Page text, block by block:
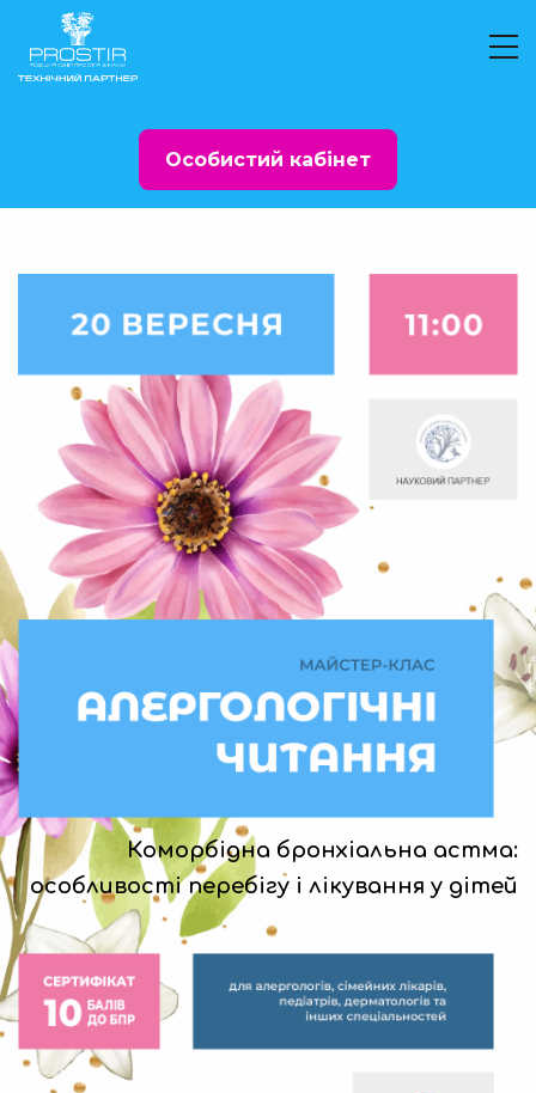
Особистий кабінет
Коморбідна бронхіальна астма:
особливості перебігу і лікування у дітей